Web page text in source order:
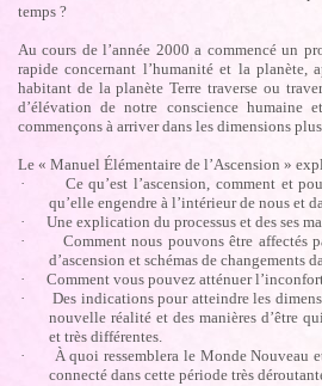
temps ?
Au cours de l’année 2000 a commencé un
rapide concernant l’humanité et la planète,
habitant de la planète Terre traverse ou
d’élévation de notre conscience humaine
commençons à arriver dans les dimensions
Le « Manuel Élémentaire de l’Ascension »
·
Ce qu’est l’ascension, comment et
qu’elle engendre à l’intérieur de nous et
·
Une explication du processus et des ses
·
Comment nous pouvons être affectés
d’ascension et schémas de changements
·
Comment vous pouvez atténuer
·
Des indications pour atteindre les
nouvelle réalité et des manières d’être
et très différentes.
·
À quoi ressemblera le Monde Nouveau
connecté dans cette période très